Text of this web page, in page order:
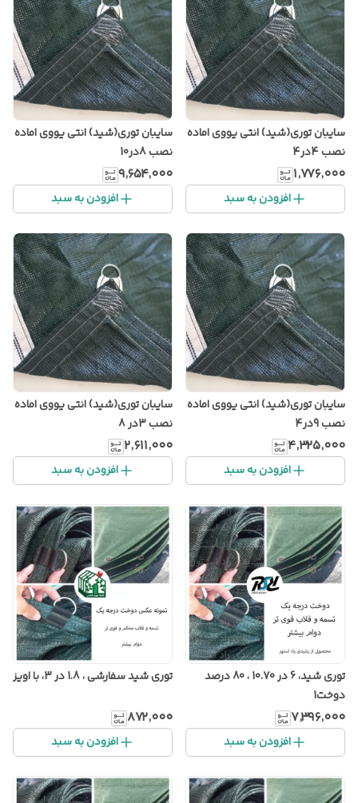
سایبان توری(شید) انتی یووی اماده
نصب 4در4
۱٬۷۷۶٬۰۰۰
افزودن به سبد
سایبان توری(شید) انتی یووی اماده
نصب 8در10
۹٬۶۵۴٬۰۰۰
افزودن به سبد
سایبان توری(شید) انتی یووی اماده
نصب 9در4
۴٬۳۲۵٬۰۰۰
افزودن به سبد
سایبان توری(شید) انتی یووی اماده
نصب 3در 8
۲٬۶۱۱٬۰۰۰
افزودن به سبد
توری شید، 6 در 10.70 ، 80 درصد
دوخت1
۷٬۳۹۶٬۰۰۰
افزودن به سبد
توری شید سفارشی ، 1.8 در 3، با اویز
۸۷۲٬۰۰۰
افزودن به سبد